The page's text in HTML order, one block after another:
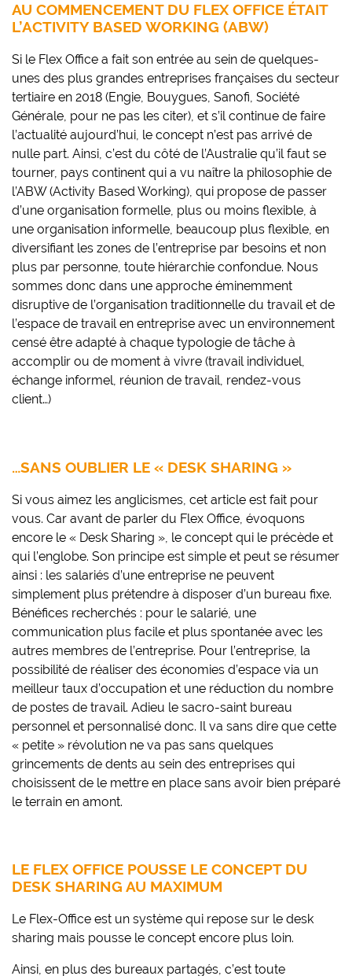
AU COMMENCEMENT DU FLEX OFFICE ÉTAIT
L’ACTIVITY BASED WORKING (ABW)
Si le Flex Office a fait son entrée au sein de quelques-
unes des plus grandes entreprises françaises du secteur
tertiaire en 2018 (Engie, Bouygues, Sanofi, Société
Générale, pour ne pas les citer), et s’il continue de faire
l’actualité aujourd’hui, le concept n’est pas arrivé de
nulle part. Ainsi, c’est du côté de l’Australie qu’il faut se
tourner, pays continent qui a vu naître la philosophie de
l’ABW (Activity Based Working), qui propose de passer
d’une organisation formelle, plus ou moins flexible, à
une organisation informelle, beaucoup plus flexible, en
diversifiant les zones de l’entreprise par besoins et non
plus par personne, toute hiérarchie confondue. Nous
sommes donc dans une approche éminemment
disruptive de l’organisation traditionnelle du travail et de
l’espace de travail en entreprise avec un environnement
censé être adapté à chaque typologie de tâche à
accomplir ou de moment à vivre (travail individuel,
échange informel, réunion de travail, rendez-vous
client…)
…SANS OUBLIER LE « DESK SHARING »
Si vous aimez les anglicismes, cet article est fait pour
vous. Car avant de parler du Flex Office, évoquons
encore le « Desk Sharing », le concept qui le précède et
qui l’englobe. Son principe est simple et peut se résumer
ainsi : les salariés d’une entreprise ne peuvent
simplement plus prétendre à disposer d’un bureau fixe.
Bénéfices recherchés : pour le salarié, une
communication plus facile et plus spontanée avec les
autres membres de l’entreprise. Pour l’entreprise, la
possibilité de réaliser des économies d’espace via un
meilleur taux d’occupation et une réduction du nombre
de postes de travail. Adieu le sacro-saint bureau
personnel et personnalisé donc. Il va sans dire que cette
« petite » révolution ne va pas sans quelques
grincements de dents au sein des entreprises qui
choisissent de le mettre en place sans avoir bien préparé
le terrain en amont.
LE FLEX OFFICE POUSSE LE CONCEPT DU
DESK SHARING AU MAXIMUM
Le Flex-Office est un système qui repose sur le desk
sharing mais pousse le concept encore plus loin.
Ainsi, en plus des bureaux partagés, c’est toute